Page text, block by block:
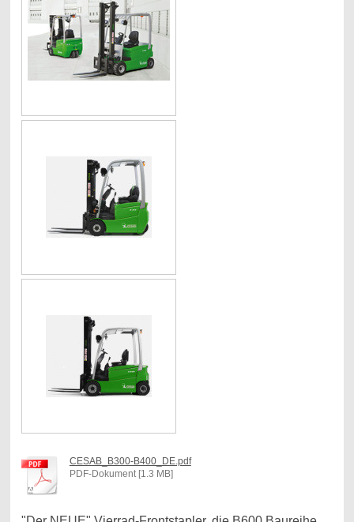
CESAB_B300-B400_DE.pdf
PDF-Dokument [1.3 MB]